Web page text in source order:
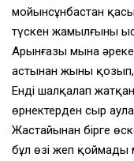
мойынсұнбастан
түскен жамылғыны
Арынғазы мына
астынан жыны
Ендi шалқалап
өрнектерден сыр
Жастайынан бiрге
бұл өзi жеп қоймады